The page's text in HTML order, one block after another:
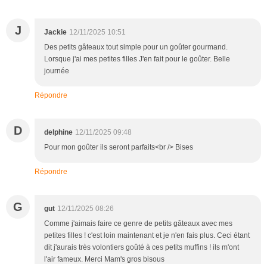
J Jackie 12/11/2025 10:51
Des petits gâteaux tout simple pour un goûter gourmand.
Lorsque j'ai mes petites filles J'en fait pour le goûter. Belle
journée
Répondre
D delphine 12/11/2025 09:48
Pour mon goûter ils seront parfaits<br /> Bises
Répondre
G gut 12/11/2025 08:26
Comme j'aimais faire ce genre de petits gâteaux avec mes
petites filles ! c'est loin maintenant et je n'en fais plus. Ceci étant
dit j'aurais très volontiers goûté à ces petits muffins ! ils m'ont
l'air fameux. Merci Mam's gros bisous